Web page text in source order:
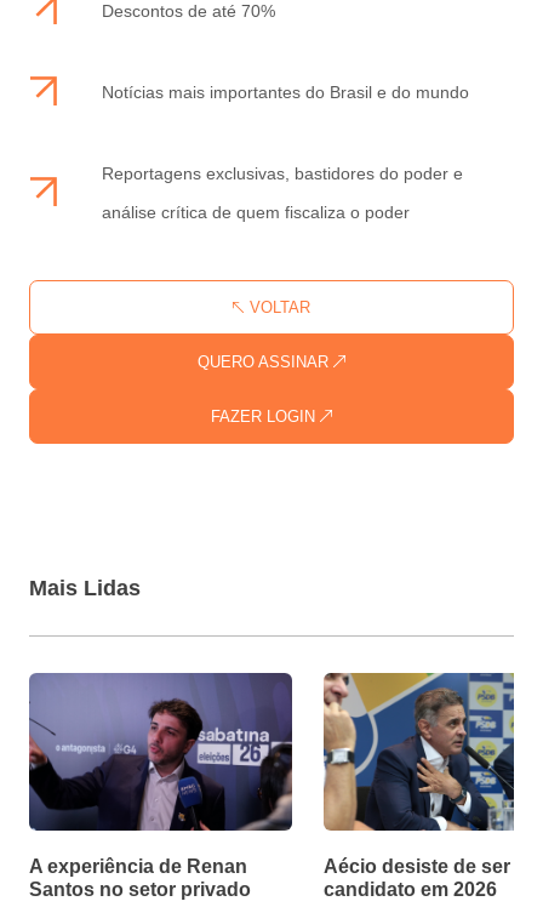
Descontos de até 70%
Notícias mais importantes do Brasil e do mundo
Reportagens exclusivas, bastidores do poder e
análise crítica de quem fiscaliza o poder
FAZER LOGIN
QUERO ASSINAR
VOLTAR
Mais Lidas
A experiência de Renan
Santos no setor privado
Aécio desiste de ser
candidato em 2026